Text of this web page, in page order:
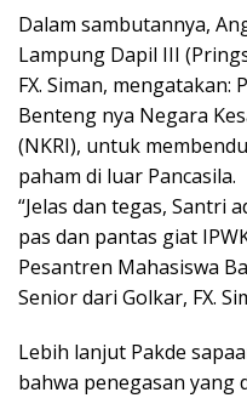
Dalam sambutannya,
Lampung Dapil III
FX. Siman, mengatakan:
Benteng nya Negara
(NKRI), untuk
paham di luar Pancasila.
“Jelas dan tegas, Santri
pas dan pantas giat
Pesantren Mahasiswa
Senior dari Golkar, FX.
Lebih lanjut Pakde
bahwa penegasan